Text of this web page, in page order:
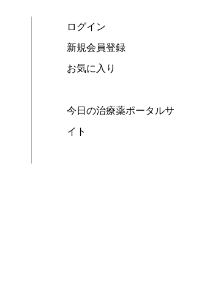
ログイン
新規会員登録
お気に入り
今日の治療薬ポータルサ
イト